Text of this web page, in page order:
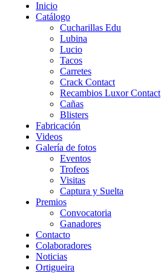
Inicio
Catálogo
Cucharillas Edu
Lubina
Lucio
Tacos
Carretes
Crack Contact
Recambios Luxor Contact
Cañas
Blisters
Fabricación
Videos
Galería de fotos
Eventos
Trofeos
Visitas
Captura y Suelta
Premios
Convocatoria
Ganadores
Contacto
Colaboradores
Noticias
Ortigueira